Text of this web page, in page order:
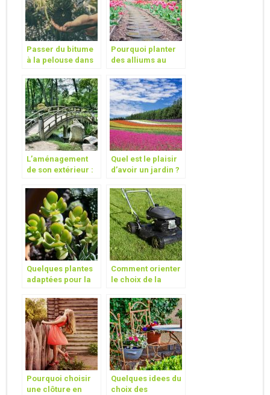
Passer du bitume
à la pelouse dans
Pourquoi planter
des alliums au
L’aménagement
de son extérieur :
vous convient le
plus ?
Quel est le plaisir
d’avoir un jardin ?
Quelques plantes
adaptées pour la
d’intérieur
Comment orienter
le choix de la
pour son jardin ?
Pourquoi choisir
une clôture en
Quelques idees du
choix des